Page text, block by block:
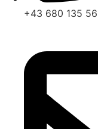
+43 680 135